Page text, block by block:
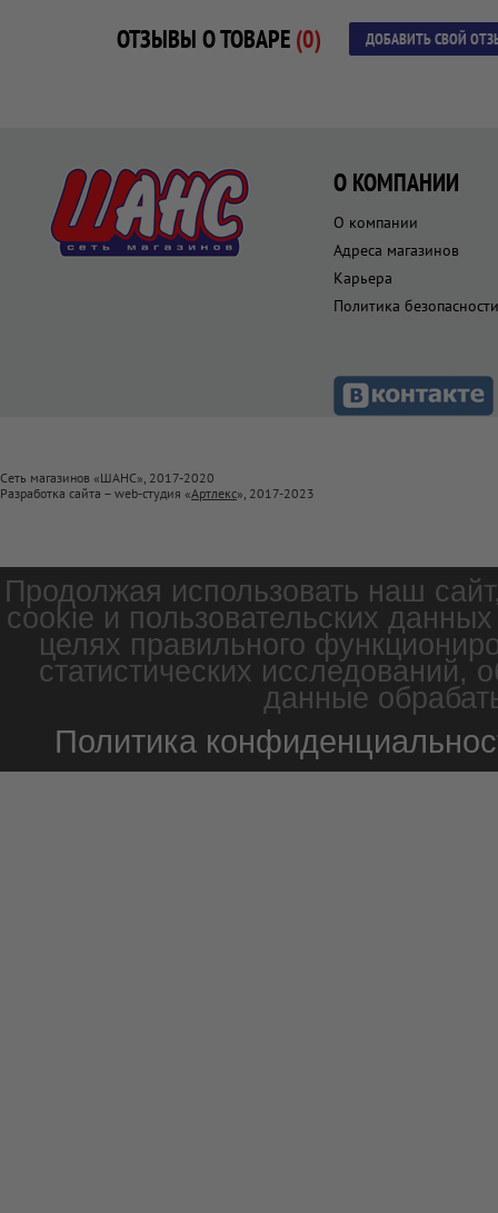
ОТЗЫВЫ О ТОВАРЕ (0) ДОБАВИТЬ СВОЙ
О КОМПАНИИ
О компании
Адреса магазинов
Карьера
Политика безопасности
Сеть магазинов «ШАНС», 2017-2020
Разработка сайта – web-студия «Артлекс», 2017-2023
Продолжая использовать наш
cookie и пользовательских
целях правильного
статистических
данные
Политика